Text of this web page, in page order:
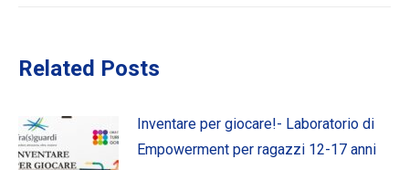
Related Posts
Inventare per giocare!- Laboratorio di
Empowerment per ragazzi 12-17 anni